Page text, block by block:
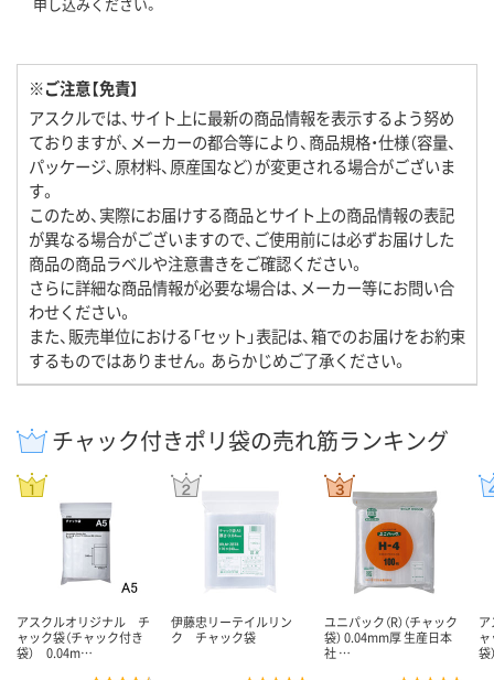
※ご注意【免責】
アスクルでは、サイト上に最新の商品情報を表示するよう努め
ておりますが、メーカーの都合等により、商品規格・仕様（容量、
パッケージ、原材料、原産国など）が変更される場合がございま
す。
このため、実際にお届けする商品とサイト上の商品情報の表記
が異なる場合がございますので、ご使用前には必ずお届けした
商品の商品ラベルや注意書きをご確認ください。
さらに詳細な商品情報が必要な場合は、メーカー等にお問い合
わせください。
また、販売単位における「セット」表記は、箱でのお届けをお約束
するものではありません。あらかじめご了承ください。
チャック付きポリ袋の売れ筋ランキング
アスクルオリジナル チ
ャック袋（チャック付き
袋） 0.04m…
伊藤忠リーテイルリン
ク チャック袋
ユニパック（R）（チャック
袋） 0.04mm厚 生産日本
社 …
ャ